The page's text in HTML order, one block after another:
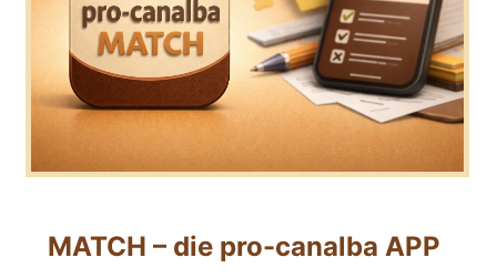
MATCH – die pro-canalba APP